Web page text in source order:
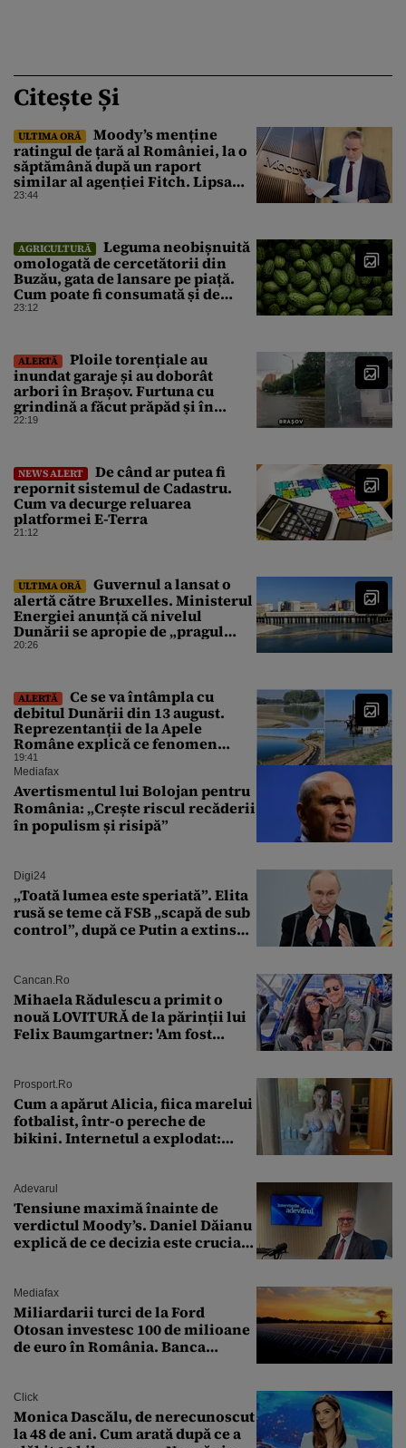
Citește Și
ULTIMA ORĂ
Moody’s menține
ratingul de țară al României, la o
săptămână după un raport
similar al agenției Fitch. Lipsa
unui guvern cu puteri depline,
23:44
AGRICULTURĂ
Leguma neobișnuită
omologată de cercetătorii din
Buzău, gata de lansare pe piață.
Cum poate fi consumată și de
unde provine soiul
23:12
ALERTĂ
Ploile torențiale au
inundat garaje și au doborât
arbori în Brașov. Furtuna cu
grindină a făcut prăpăd și în
Bihor
22:19
NEWS ALERT
De când ar putea fi
repornit sistemul de Cadastru.
Cum va decurge reluarea
platformei E-Terra
21:12
ULTIMA ORĂ
Guvernul a lansat o
alertă către Bruxelles. Ministerul
Energiei anunță că nivelul
Dunării se apropie de „pragul
critic”, iar centrala de la
20:26
ALERTĂ
Ce se va întâmpla cu
debitul Dunării din 13 august.
Reprezentanții de la Apele
Române explică ce fenomen
urmează
19:41
Mediafax
Avertismentul lui Bolojan pentru
România: „Crește riscul recăderii
în populism și risipă”
Digi24
„Toată lumea este speriată”. Elita
rusă se teme că FSB „scapă de sub
control”, după ce Putin a extins
Cancan.ro
Mihaela Rădulescu a primit o
nouă LOVITURĂ de la părinții lui
Felix Baumgartner: 'Am fost
Prosport.ro
Cum a apărut Alicia, fiica marelui
fotbalist, într-o pereche de
bikini. Internetul a explodat:
Adevarul
Tensiune maximă înainte de
verdictul Moody’s. Daniel Dăianu
explică de ce decizia este crucială
Mediafax
Miliardarii turci de la Ford
Otosan investesc 100 de milioane
de euro în România. Banca
Click
Monica Dascălu, de nerecunoscut
la 48 de ani. Cum arată după ce a